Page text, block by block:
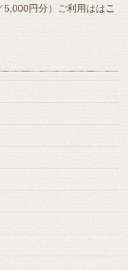
5,000円分）ご利用ははこ